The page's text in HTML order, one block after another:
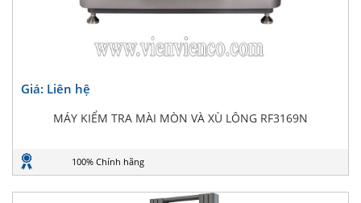
Giá: Liên hệ
MÁY KIỂM TRA MÀI MÒN VÀ XÙ LÔNG RF3169N
100% Chính hãng